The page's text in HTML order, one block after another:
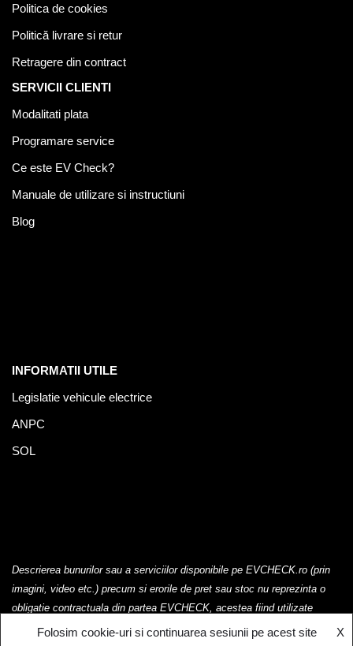
Politica de cookies
Politică livrare si retur
Retragere din contract
SERVICII CLIENTI
Modalitati plata
Programare service
Ce este EV Check?
Manuale de utilizare si instructiuni
Blog
INFORMATII UTILE
Legislatie vehicule electrice
ANPC
SOL
Descrierea bunurilor sau a serviciilor disponibile pe EVCHECK.ro (prin
imagini, video etc.) precum si erorile de pret sau stoc nu reprezinta o
obligatie contractuala din partea EVCHECK, acestea fiind utilizate
exclusiv cu titlu de prezentare.
Folosim cookie-uri si continuarea sesiunii pe acest site
X